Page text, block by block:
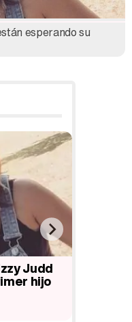
esperando su
tras
"Ya